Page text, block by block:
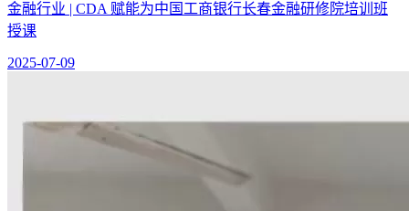
金融行业 | CDA 赋能为中国工商银行长春金融研修院培训班
授课
2025-07-09